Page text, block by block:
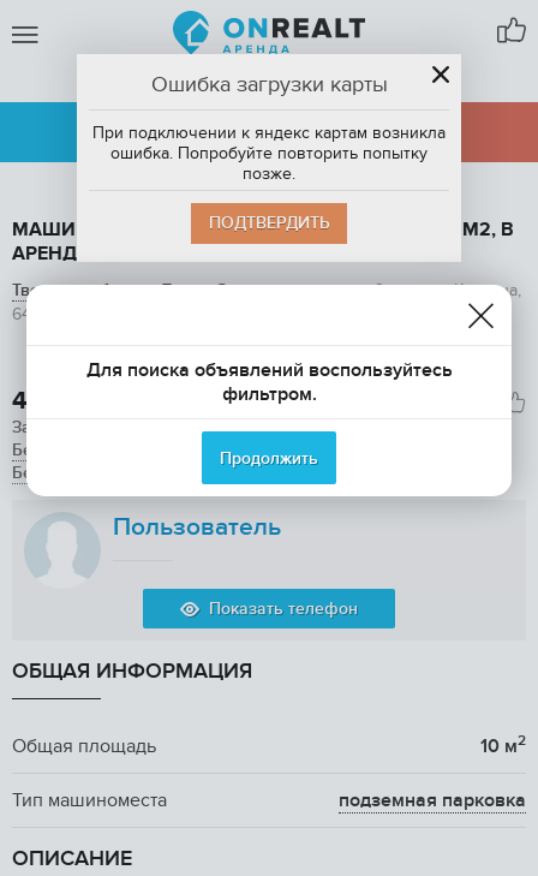
ТВЕРЬ
АРЕНДА
ПРОДАЖА
МАШИНОМЕСТО В ПОДЗЕМНОМ ПАРКИНГЕ, 10 М2, В
АРЕНДУ В ТВЕРИ, 2-Я УЛИЦА КРАСИНА, 64
Тверская область,Тверь,Заволжский район,2-я улица Красина,
64
4 000
Залог
Без комиссии
Без предоплаты
Пользователь
Показать телефон
ОБЩАЯ ИНФОРМАЦИЯ
Общая площадь 10 м2
Тип машиноместа подземная парковка
ОПИСАНИЕ
Ошибка загрузки карты
При подключении к яндекс картам возникла
ошибка. Попробуйте повторить попытку
позже.
ПОДТВЕРДИТЬ
Для поиска объявлений воспользуйтесь
фильтром.
Продолжить